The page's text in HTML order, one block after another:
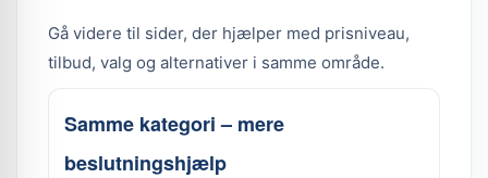
Gå videre til sider, der hjælper med prisniveau,
tilbud, valg og alternativer i samme område.
Samme kategori – mere
beslutningshjælp